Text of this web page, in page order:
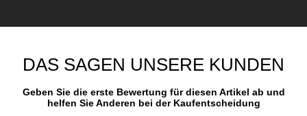
DAS SAGEN UNSERE KUNDEN
Geben Sie die erste Bewertung für diesen Artikel ab und
helfen Sie Anderen bei der Kaufentscheidung